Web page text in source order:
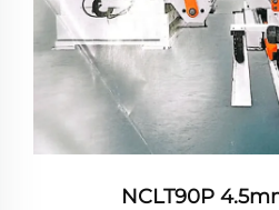
NCLT90P